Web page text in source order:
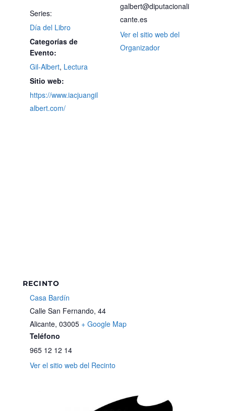
Series:
Día del Libro
Categorías de
Evento:
Gil-Albert, Lectura
Sitio web:
https://www.iacjuangil
albert.com/
galbert@diputacionali
cante.es
Ver el sitio web del
Organizador
RECINTO
Casa Bardín
Calle San Fernando, 44
Alicante, 03005 + Google Map
Teléfono
965 12 12 14
Ver el sitio web del Recinto